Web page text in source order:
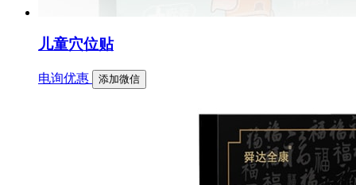
儿童穴位贴
电询优惠 添加微信